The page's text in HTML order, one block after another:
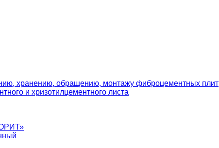
хранению, обращению, монтажу фиброцементных плит
и хризотилцементного листа